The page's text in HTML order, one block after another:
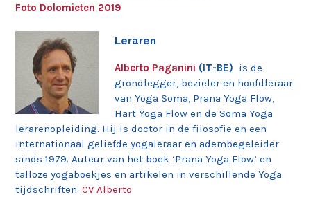
Foto Dolomieten 2019
Leraren
Alberto Paganini (IT-BE) is de
grondlegger, bezieler en hoofdleraar
van Yoga Soma, Prana Yoga Flow,
Hart Yoga Flow en de Soma Yoga
lerarenopleiding. Hij is doctor in de filosofie en een
internationaal geliefde yogaleraar en adembegeleider
sinds 1979. Auteur van het boek ‘Prana Yoga Flow’ en
talloze yogaboekjes en artikelen in verschillende Yoga
tijdschriften. CV Alberto